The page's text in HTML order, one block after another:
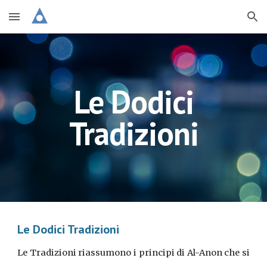
Skip to main content Skip to navigation
Le Dodici
Tradizioni
Le Dodici Tradizioni
Le Tradizioni riassumono i principi di Al-Anon che si